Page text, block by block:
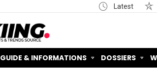
Latest
GUIDE & INFORMATIONS DOSSIERS